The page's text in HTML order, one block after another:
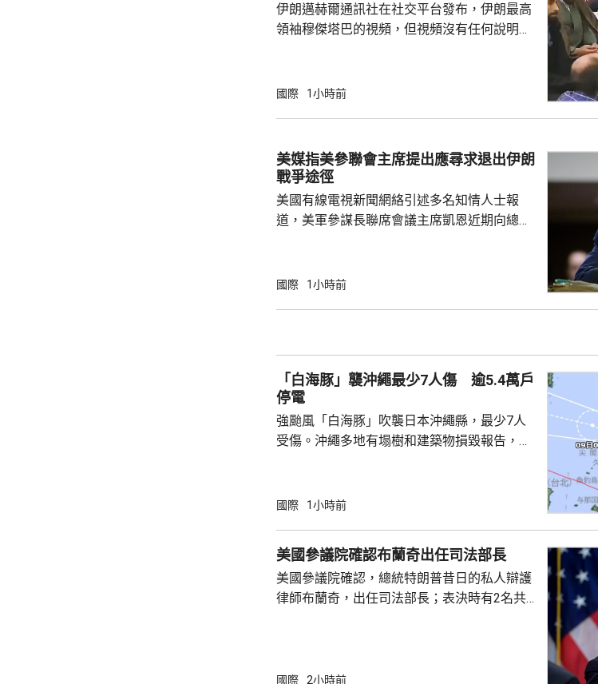
伊朗邁赫爾通訊社在社交平台發布，伊朗最高
領袖穆傑塔巴的視頻，但視頻沒有任何說明，
合空襲後，會見過任何伊朗政府成員。他病情
袖後，一直未有公開露面 ，亦沒有出席上月哈
梅內伊的葬禮活動。
國際 1小時前
美媒指美參聯會主席提出應尋求退出伊朗
戰爭途徑
美國有線電視新聞網絡引述多名知情人士報
道，美軍參謀長聯席會議主席凱恩近期向總統
討，表達對升級伊朗軍事行動的憂慮，並提出
可能實現。他們希望讓特朗普意識到，即便是
小規模的軍事升級也可能引發負面效應，...
國際 1小時前
「白海豚」襲沖繩最少7人傷 逾5.4萬戶
停電
強颱風「白海豚」吹襲日本沖繩縣，最少7人
受傷。沖繩多地有塌樹和建築物損毀報告，有
縣奄美群島亦有近4萬戶停電，幾百人疏散到
最大風速每小時162公里，陣風最大風速每小
時216公里。沖繩部分地區24小時雨量超過
200毫米，預計「白海豚」移動速...
國際 1小時前
美國參議院確認布蘭奇出任司法部長
美國參議院確認，總統特朗普昔日的私人辯護
律師布蘭奇，出任司法部長；表決時有2名共
邦迪後，由52歲的布蘭奇擔任代理司法部長。
國際 2小時前